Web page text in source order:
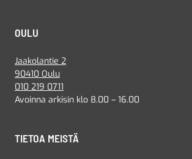
OULU
Jaakolantie 2
90410 Oulu
010 219 0711
Avoinna arkisin klo 8.00 – 16.00
TIETOA MEISTÄ